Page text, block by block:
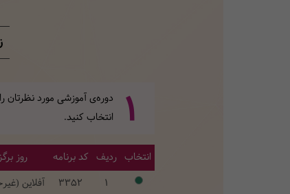
1
دوره‌ی آموزشی مورد نظرتان
انتخاب کنید.
انتخاب ردیف کد برنامه روز
1
3352 آفلاین